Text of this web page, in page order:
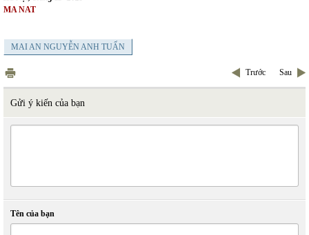
MA NAT
MAI AN NGUYỄN ANH TUẤN
Trước Sau
Gửi ý kiến của bạn
Tên của bạn